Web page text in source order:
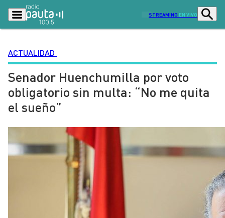
STREAMING EN VIVO
Podcasts Programas
Lo Último Actualidad
Ciudad
Radio en vivo
Tendencias
Entretención y Cultura
Señal 2
Contenido Patrocinado
ACTUALIDAD
Senador Huenchumilla por voto
obligatorio sin multa: “No me quita
el sueño”